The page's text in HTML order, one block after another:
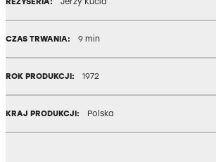
CZAS TRWANIA: 9 min
ROK PRODUKCJI: 1972
KRAJ PRODUKCJI: Polska